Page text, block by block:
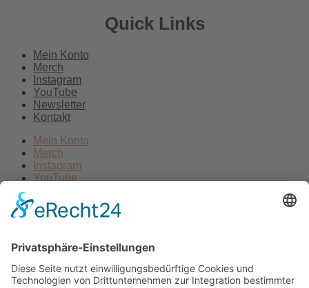
Quick Links
Mein Konto
Merch
Instagram
YouTube
Newsletter
Kontakt
Mein Konto
Merch
Instagram
YouTube
Kontakt